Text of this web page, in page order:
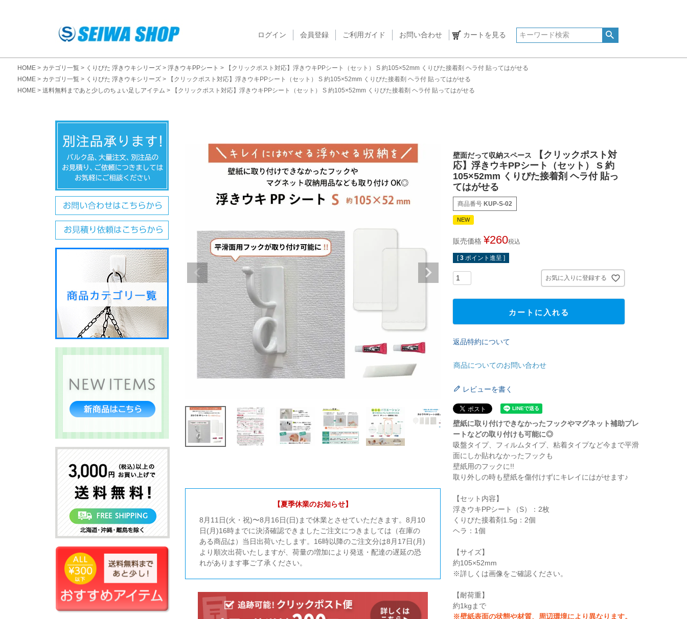
ログイン 会員登録 ご利用ガイド お問い合わせ カートを見る
検索
HOME カテゴリ一覧 くりぴた 浮きウキシリーズ 浮きウキPPシート
【クリックポスト対応】浮きウキPPシート（セット） S 約105×52mm くりぴた接着剤 ヘラ付 貼ってはがせる
HOME
カテゴリ一覧 くりぴた 浮きウキシリーズ
【クリックポスト対応】浮きウキPPシート（セット） S 約105×52mm くりぴた接着剤 ヘラ付 貼ってはがせる
HOME
送料無料まであと少しのちょい足しアイテム 【クリックポスト対応】浮きウキPPシート（セット） S 約105×52mm くりぴた接着剤 ヘラ付 貼ってはがせる
【夏季休業のお知らせ】
8月11日(火・祝)〜8月16日(日)まで休業とさせていただきます。8月10
日(月)16時までに決済確認できましたご注文につきましては（在庫の
ある商品は）当日出荷いたします。16時以降のご注文分は8月17日(月)
より順次出荷いたしますが、荷量の増加により発送・配達の遅延の恐
れがあります事ご了承ください。
壁面だって収納スペース
【クリックポスト対
応】浮きウキPPシート（セット） S 約
105×52mm くりぴた接着剤 ヘラ付 貼っ
てはがせる
商品番号 KUP-S-02
NEW
販売価格 ¥260税込
[ 3 ポイント進呈 ]
お気に入りに登録する
カートに入れる
返品特約について
商品についてのお問い合わせ
レビューを書く
壁紙に取り付けできなかったフックやマグネット補助プレ
ートなどの取り付けも可能に◎
吸盤タイプ、フィルムタイプ、粘着タイプなど今まで平滑
面にしか貼れなかったフックも
壁紙用のフックに!!
取り外しの時も壁紙を傷付けずにキレイにはがせます♪
【セット内容】
浮きウキPPシート（S）：2枚
くりぴた接着剤1.5g：2個
ヘラ：1個
【サイズ】
約105×52mm
※詳しくは画像をご確認ください。
【耐荷重】
約1kgまで
※壁紙表面の状態や材質、周辺環境により異なります。